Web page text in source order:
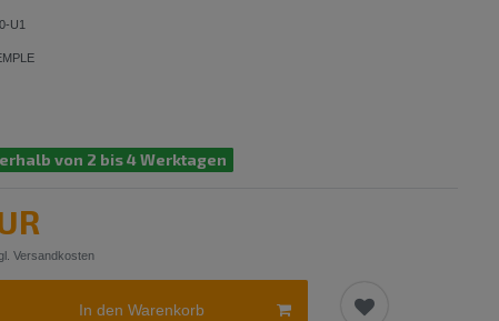
U1
von 2 bis 4 Werktagen
Versandkosten
In den Warenkorb